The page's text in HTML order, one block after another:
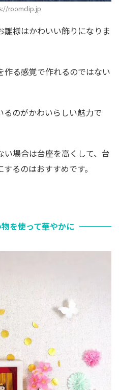
roomclip.jp
様はかわいい飾りになりま
作る感覚で作れるのではない
のがかわいらしい魅力で
い場合は台座を高くして、台
るのはおすすめです。
を使って華やかに